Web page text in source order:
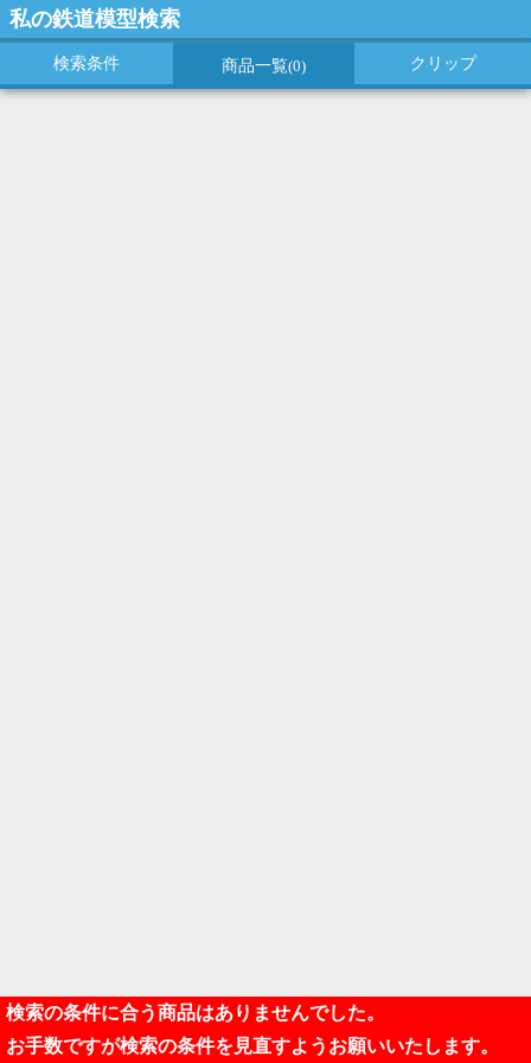
私の鉄道模型検索
検索条件 商品一覧(0) クリップ
検索の条件に合う商品はありませんでした。
お手数ですが検索の条件を見直すようお願いいたします。